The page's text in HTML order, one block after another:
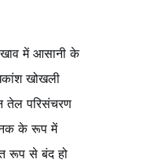
में आसानी के
खोखली
तेल परिसंचरण
के रूप में
रूप से बंद हो